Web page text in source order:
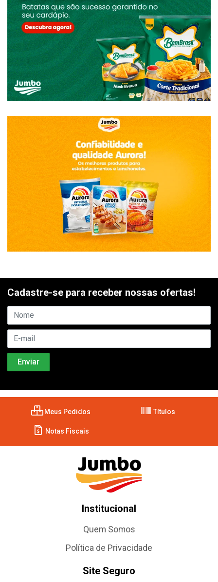
Cadastre-se para receber nossas ofertas!
Meus Pedidos Títulos
Notas Fiscais
Institucional
Quem Somos
Política de Privacidade
Site Seguro